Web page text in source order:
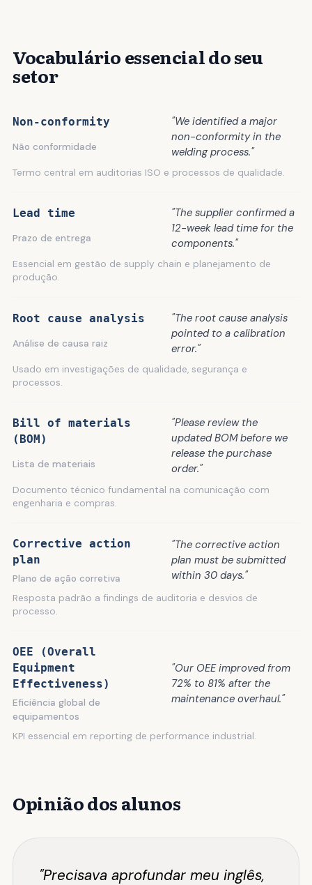
Vocabulário essencial do seu
setor
Non-conformity
Não conformidade
"We identified a major
non-conformity in the
welding process."
Termo central em auditorias ISO e processos de qualidade.
Lead time
Prazo de entrega
"The supplier confirmed a
12-week lead time for the
components."
Essencial em gestão de supply chain e planejamento de
produção.
Root cause analysis
Análise de causa raiz
"The root cause analysis
pointed to a calibration
error."
Usado em investigações de qualidade, segurança e
processos.
Bill of materials
(BOM)
Lista de materiais
"Please review the
updated BOM before we
release the purchase
order."
Documento técnico fundamental na comunicação com
engenharia e compras.
Corrective action
plan
Plano de ação corretiva
"The corrective action
plan must be submitted
within 30 days."
Resposta padrão a findings de auditoria e desvios de
processo.
OEE (Overall
Equipment
Effectiveness)
Eficiência global de
equipamentos
"Our OEE improved from
72% to 81% after the
maintenance overhaul."
KPI essencial em reporting de performance industrial.
Opinião dos alunos
"Precisava aprofundar meu inglês,